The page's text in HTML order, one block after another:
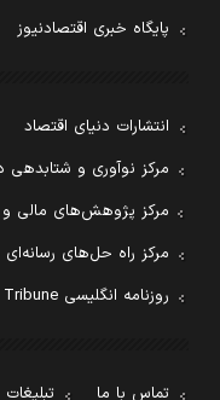
پایگاه خبری اقتصادنیوز
انتشارات دنیای اقتصاد
مرکز نوآوری و شتابدهی
مرکز پژوهش‌های مالی و
مرکز راه حل‌های رسانه‌ای
روزنامه انگلیسی Financial Tribune
تماس با ما تبلیغات